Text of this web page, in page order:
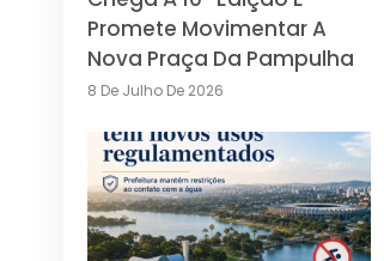
Promete Movimentar A
Nova Praça Da Pampulha
8 De Julho De 2026